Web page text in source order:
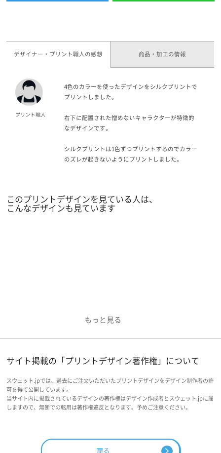
デザイナー・プリント職人の感想 商品・加工の情報
4色のカラーを使ったデザインをシルクプリントで
プリントしました。
右下に配置された憎めないキャラクターが特徴的
なデザインです。
シルクプリントは1色ずつプリントするのでカラー
のズレが起きないようにプリントしました。
オリジナルのグッズでスポーツの試合に向かう
と、
このプリントデザインを見ている人は、
こんなデザインも見ています
サイト掲載の「プリントデザイン著作権」について
スウェット.jpでは、過去にご注文いただいたプリントデザインをデザイン制作者の許
可を得て公開しています。
当サイト内に掲載されているデザインの著作権はデザイン作成者とスウェット.jpに属
しますので、無断での転用は著作権違反となります。予めご注意ください。
戻る